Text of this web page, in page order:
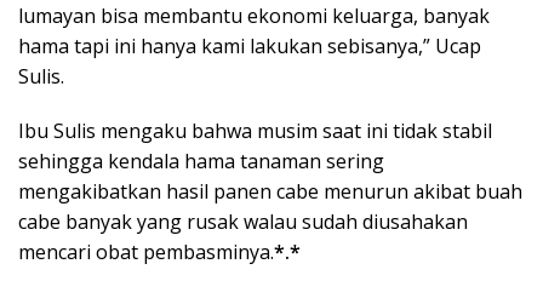
lumayan bisa membantu ekonomi keluarga, banyak
hama tapi ini hanya kami lakukan sebisanya,” Ucap
Sulis.
Ibu Sulis mengaku bahwa musim saat ini tidak stabil
sehingga kendala hama tanaman sering
mengakibatkan hasil panen cabe menurun akibat buah
cabe banyak yang rusak walau sudah diusahakan
mencari obat pembasminya.*.*